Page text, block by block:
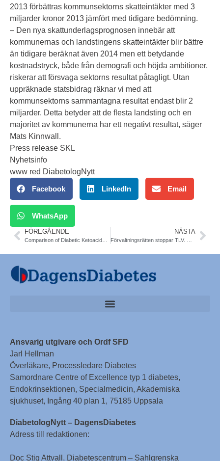
2013 förbättras kommunsektorns skatteintäkter med 3
miljarder kronor 2013 jämfört med tidigare bedömning.
– Den nya skattunderlagsprognosen innebär att
kommunernas och landstingens skatteintäkter blir bättre
än tidigare beräknat även 2014 men ett betydande
kostnadstryck, både från demografi och höjda ambitioner,
riskerar att försvaga sektorns resultat påtagligt. Utan
uppräknade statsbidrag räknar vi med att
kommunsektorns sammantagna resultat endast blir 2
miljarder. Detta betyder att de flesta landsting och en
majoritet av kommunerna har ett negativt resultat, säger
Mats Kinnwall.
Press release SKL
Nyhetsinfo
www red DiabetologNytt
Facebook LinkedIn Email
WhatsApp
FÖREGÅENDE NÄSTA
Ansvarig utgivare och Ordf SFD
Jarl Hellman
Överläkare, Processledare Diabetes
Samordnare Centre of Excellence typ 1 diabetes,
Endokrinsektionen, Specialmedicin, Akademiska
sjukhuset, Ingång 40 plan 1, 75185 Uppsala
DiabetologNytt – DagensDiabetes
Adress till redaktionen:
Doc Stig Attvall, Diabetescentrum – Sahlgrenska